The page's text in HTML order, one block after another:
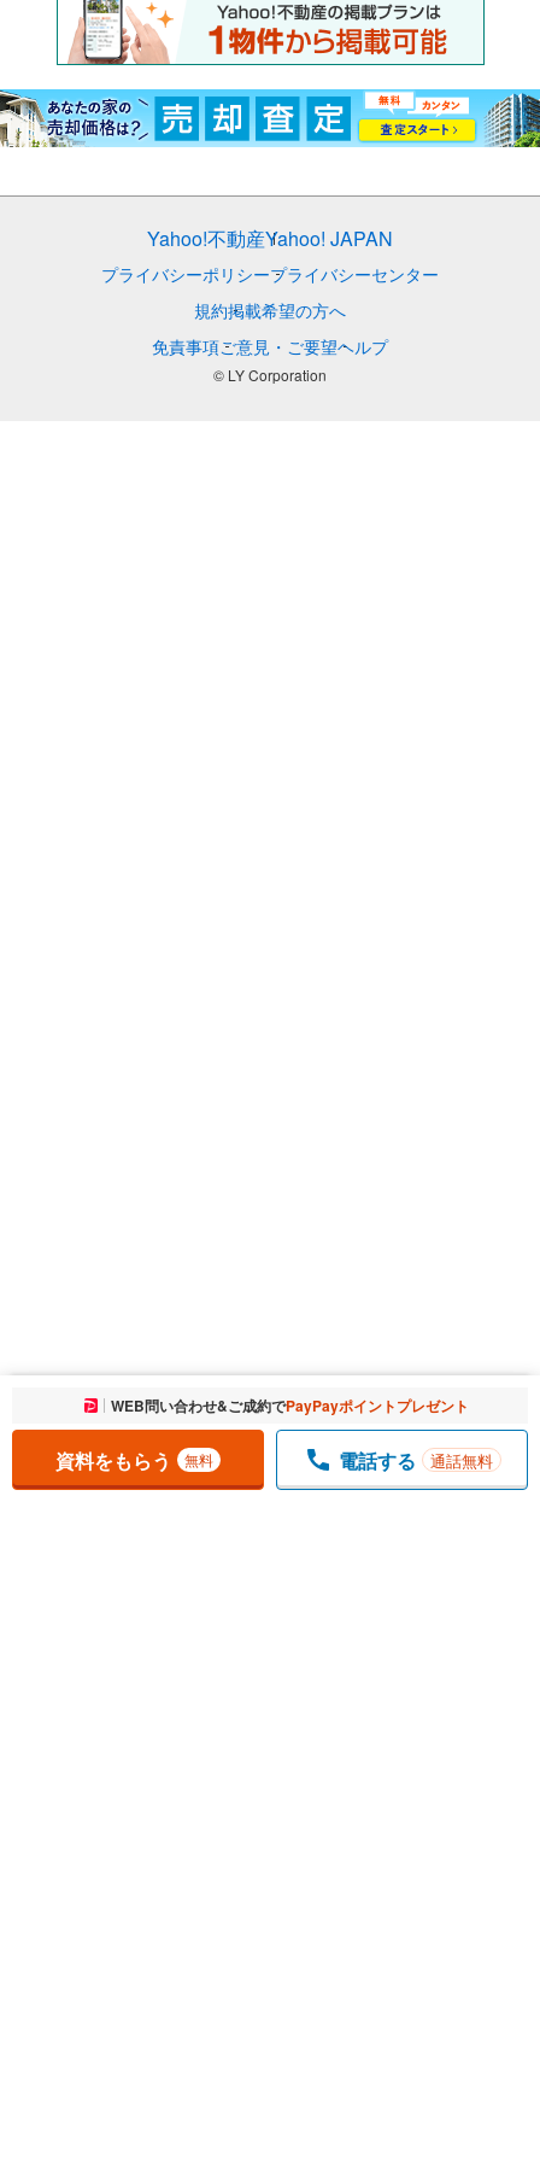
お気に入りに追加しました。 一覧を開く
WEB問い合わせ&ご成約でPayPayポイントプレゼント
資料をもらう 無料 電話する 通話無料
Yahoo!不動産Yahoo! JAPAN
プライバシーポリシープライバシーセンター
規約掲載希望の方へ
免責事項ご意見・ご要望ヘルプ
© LY Corporation